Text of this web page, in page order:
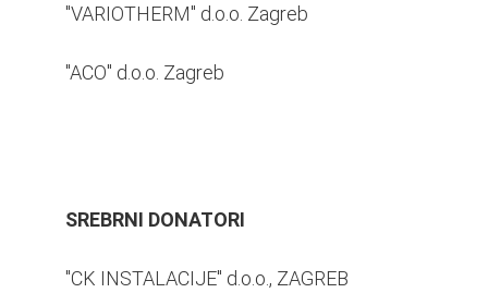
"VARIOTHERM" d.o.o. Zagreb
"ACO" d.o.o. Zagreb
SREBRNI DONATORI
"CK INSTALACIJE" d.o.o., ZAGREB